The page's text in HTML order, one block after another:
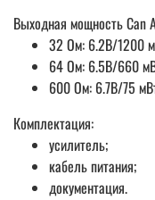
Выходная мощность Can
32 Ом: 6.2В/1200
64 Ом: 6.5В/660
600 Ом: 6.7В/75
Комплектация:
усилитель;
кабель питания;
документация.